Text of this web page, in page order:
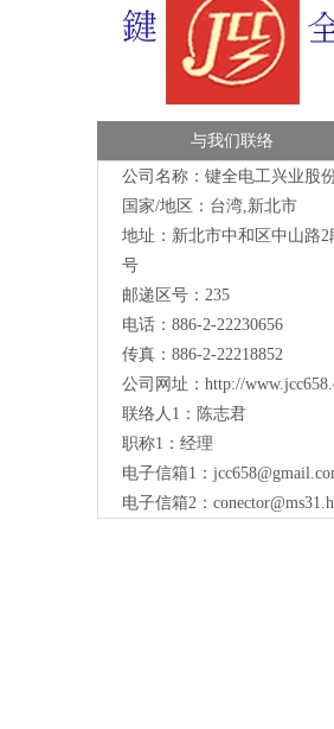
与我们联络
公司名称：键全电工兴业股
国家/地区：台湾,新北市
地址：新北市中和区中山路2
号
邮递区号：235
电话：886-2-22230656
传真：886-2-22218852
公司网址： http://
联络人1：陈志君
职称1： 经理
电子信箱1：
电子信箱2：